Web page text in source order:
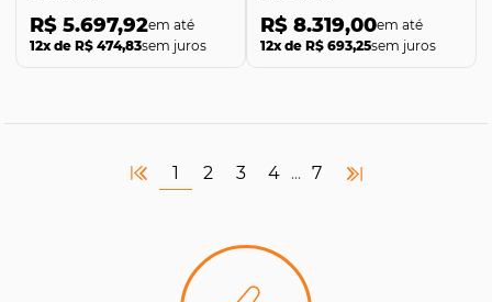
R$ 5.697,92
12x de R$ 474,83sem juros
R$ 8.319,00
12x de R$ 693,25sem juros
1 2 3 4 ... 7